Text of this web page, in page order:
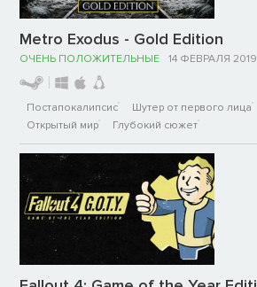
Metro Exodus - Gold Edition
ОЧЕНЬ ПОЛОЖИТЕЛЬНЫЕ 14 ФЕВРАЛЯ 2019
Постапокалипсис Шутер от первого лица
Открытый мир
Глубокий сюжет